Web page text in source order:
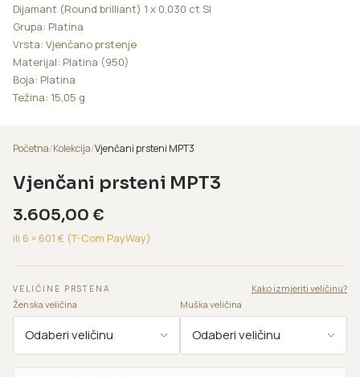
Dijamant (Round brilliant) 1 x 0,030 ct SI
Grupa: Platina
Vrsta: Vjenčano prstenje
Materijal: Platina (950)
Boja: Platina
Težina: 15,05 g
Početna/Kolekcija/Vjenčani prsteni MPT3
Vjenčani prsteni MPT3
3.605,00 €
ili 6 × 601 € (T-Com PayWay)
VELIČINE PRSTENA
Kako izmjeriti veličinu?
Ženska veličina
Muška veličina